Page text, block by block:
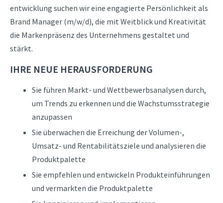
entwicklung suchen wir eine engagierte Persönlichkeit als
Brand Manager (m/w/d), die mit Weitblick und Kreativität
die Markenpräsenz des Unternehmens gestaltet und
stärkt.
IHRE NEUE HERAUSFORDERUNG
Sie führen Markt- und Wettbewerbsanalysen durch,
um Trends zu erkennen und die Wachstumsstrategie
anzupassen
Sie überwachen die Erreichung der Volumen-,
Umsatz- und Rentabilitätsziele und analysieren die
Produktpalette
Sie empfehlen und entwickeln Produkteinführungen
und vermarkten die Produktpalette